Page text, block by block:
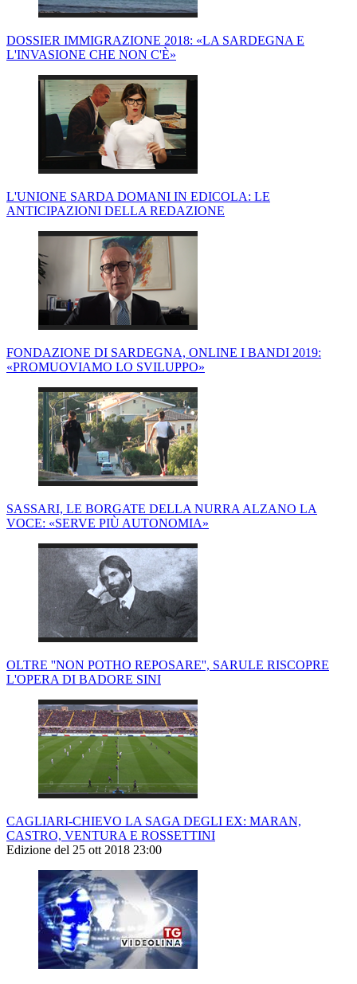
DOSSIER IMMIGRAZIONE 2018: «LA SARDEGNA E
L'INVASIONE CHE NON C'È»
L'UNIONE SARDA DOMANI IN EDICOLA: LE
ANTICIPAZIONI DELLA REDAZIONE
FONDAZIONE DI SARDEGNA, ONLINE I BANDI 2019:
«PROMUOVIAMO LO SVILUPPO»
SASSARI, LE BORGATE DELLA NURRA ALZANO LA
VOCE: «SERVE PIÙ AUTONOMIA»
OLTRE ''NON POTHO REPOSARE'', SARULE RISCOPRE
L'OPERA DI BADORE SINI
CAGLIARI-CHIEVO LA SAGA DEGLI EX: MARAN,
CASTRO, VENTURA E ROSSETTINI
Edizione del 25 ott 2018 23:00